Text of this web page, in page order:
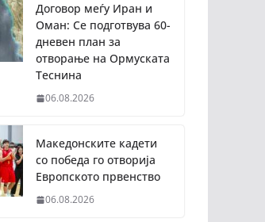
Договор меѓу Иран и
Оман: Се подготвува 60-
дневен план за
отворање на Ормуската
Теснина
06.08.2026
Македонските кадети
со победа го отворија
Европското првенство
06.08.2026